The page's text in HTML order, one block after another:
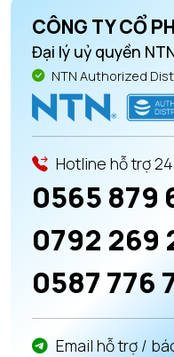
CÔNG TY CỔ
Đại lý uỷ quyền
NTN Authorized
Hotline hỗ trợ
0565 879
0792 269
0587 776
Email hỗ trợ /